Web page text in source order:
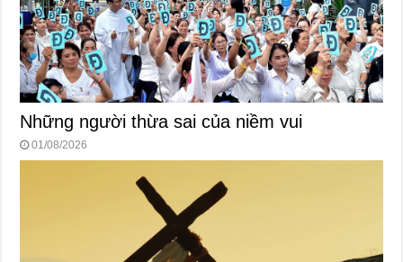
Những người thừa sai của niềm vui
01/08/2026